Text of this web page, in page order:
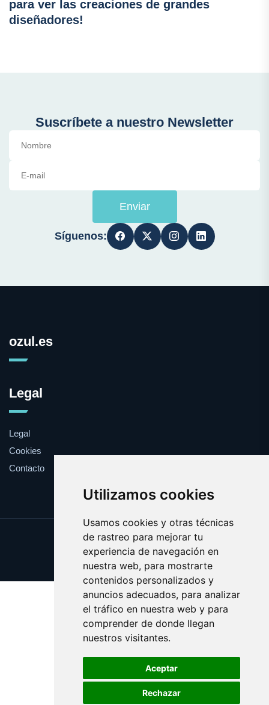
Utilizamos cookies
Usamos cookies y otras técnicas
de rastreo para mejorar tu
experiencia de navegación en
nuestra web, para mostrarte
contenidos personalizados y
anuncios adecuados, para analizar
el tráfico en nuestra web y para
comprender de donde llegan
nuestros visitantes.
Aceptar
Rechazar
para ver las creaciones de grandes
diseñadores!
Suscríbete a nuestro Newsletter
Enviar
Síguenos:
ozul.es
Legal
Legal
Cookies
Contacto
Update cookies preferences
Copyright © 2025 ozul.es